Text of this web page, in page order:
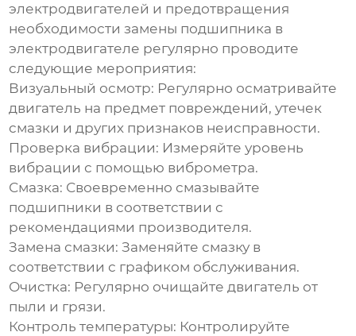
электродвигателей и предотвращения
необходимостизамены подшипника в
электродвигателе регулярно проводите
следующие мероприятия:
Визуальный осмотр: Регулярно осматривайте
двигатель на предмет повреждений, утечек
смазки и других признаков неисправности.
Проверка вибрации: Измеряйте уровень
вибрации с помощью виброметра.
Смазка: Своевременно смазывайте
подшипники в соответствии с
рекомендациями производителя.
Замена смазки: Заменяйте смазку в
соответствии с графиком обслуживания.
Очистка: Регулярно очищайте двигатель от
пыли и грязи.
Контроль температуры: Контролируйте